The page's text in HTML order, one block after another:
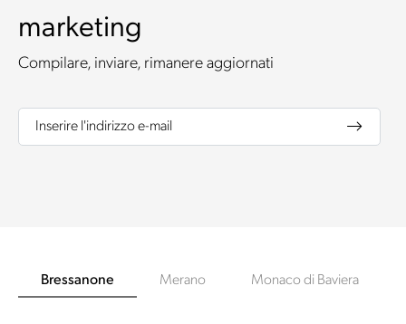
marketing
Compilare, inviare, rimanere aggiornati
Inserire l'indirizzo e-mail
Bressanone Merano Monaco di Baviera